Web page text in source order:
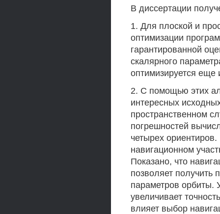
В диссертации
1. Для плоской и
оптимизации
гарантированной
скалярного
оптимизируется еще
2. С помощью этих
интересных
пространственном
погрешностей
четырех
навигационном
Показано, что
позволяет получить
параметров орбиты.
увеличивает
влияет выбор